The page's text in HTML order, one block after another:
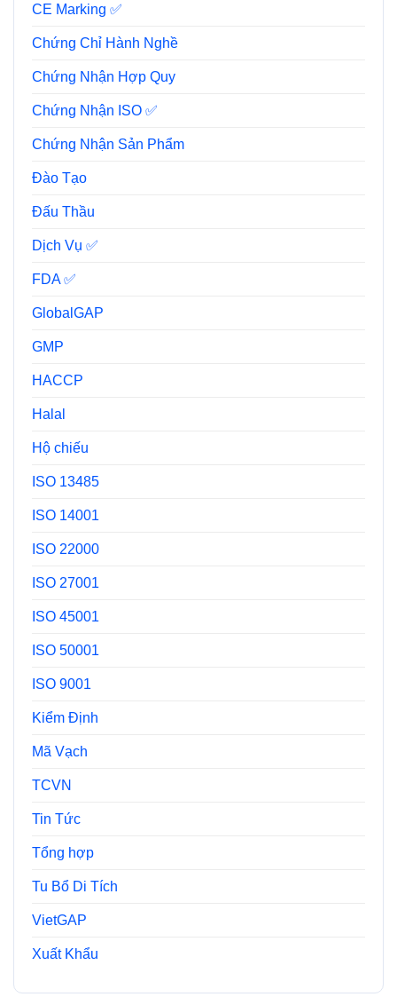
CE Marking ✅
Chứng Chỉ Hành Nghề
Chứng Nhận Hợp Quy
Chứng Nhận ISO ✅
Chứng Nhận Sản Phẩm
Đào Tạo
Đấu Thầu
Dịch Vụ ✅
FDA ✅
GlobalGAP
GMP
HACCP
Halal
Hộ chiếu
ISO 13485
ISO 14001
ISO 22000
ISO 27001
ISO 45001
ISO 50001
ISO 9001
Kiểm Định
Mã Vạch
TCVN
Tin Tức
Tổng hợp
Tu Bổ Di Tích
VietGAP
Xuất Khẩu